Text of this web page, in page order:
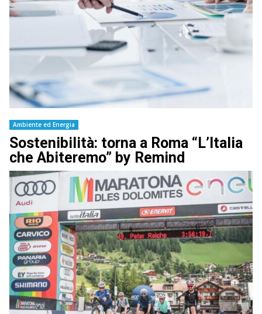
Ambiente ed Energia
Sostenibilità: torna a Roma “L’Italia
che Abiteremo” by Remind